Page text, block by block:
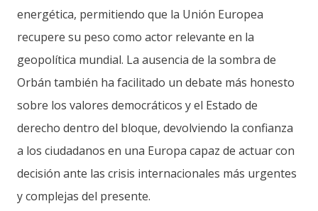
energética, permitiendo que la Unión Europea
recupere su peso como actor relevante en la
geopolítica mundial. La ausencia de la sombra de
Orbán también ha facilitado un debate más honesto
sobre los valores democráticos y el Estado de
derecho dentro del bloque, devolviendo la confianza
a los ciudadanos en una Europa capaz de actuar con
decisión ante las crisis internacionales más urgentes
y complejas del presente.